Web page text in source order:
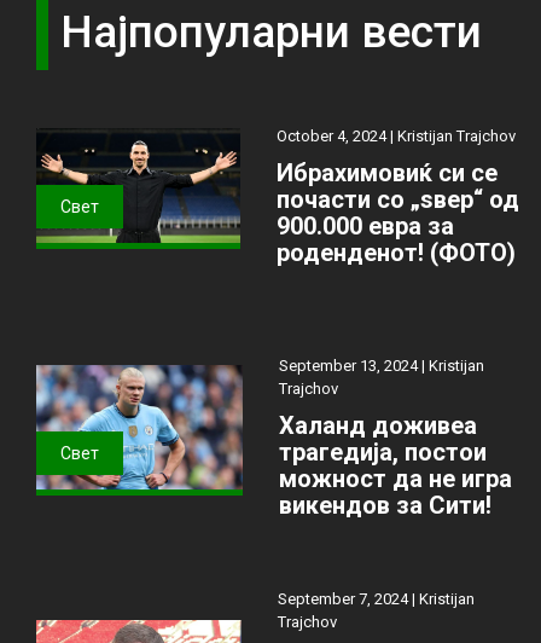
Најпопуларни вести
Свет
October 4, 2024 |Kristijan Trajchov
Ибрахимовиќ си се
почасти со „ѕвер“ од
900.000 евра за
роденденот! (ФОТО)
Свет
September 13, 2024 | Kristijan
Trajchov
Халанд доживеа
трагедија, постои
можност да не игра
викендов за Сити!
September 7, 2024 | Kristijan
Trajchov